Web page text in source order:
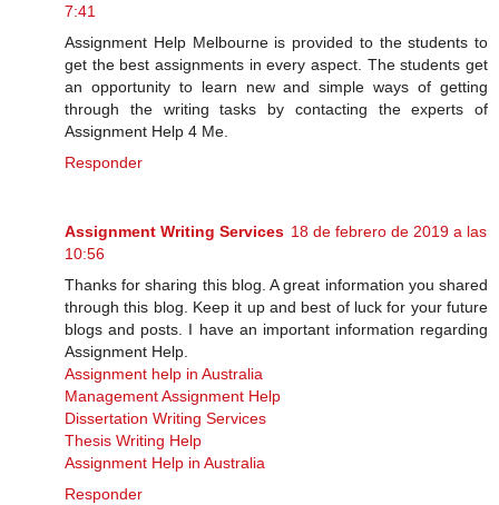
7:41
Assignment Help Melbourne is provided to the students to
get the best assignments in every aspect. The students get
an opportunity to learn new and simple ways of getting
through the writing tasks by contacting the experts of
Assignment Help 4 Me.
Responder
Assignment Writing Services 18 de febrero de 2019 a las
10:56
Thanks for sharing this blog. A great information you shared
through this blog. Keep it up and best of luck for your future
blogs and posts. I have an important information regarding
Assignment Help.
Assignment help in Australia
Management Assignment Help
Dissertation Writing Services
Thesis Writing Help
Assignment Help in Australia
Responder